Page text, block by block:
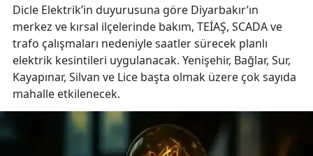
Dicle Elektrik’in duyurusuna göre Diyarbakır’ın
merkez ve kırsal ilçelerinde bakım, TEİAŞ, SCADA ve
trafo çalışmaları nedeniyle saatler sürecek planlı
elektrik kesintileri uygulanacak. Yenişehir, Bağlar, Sur,
Kayapınar, Silvan ve Lice başta olmak üzere çok sayıda
mahalle etkilenecek.